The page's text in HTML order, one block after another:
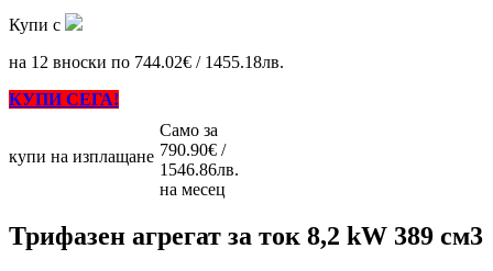
Купи с
на 12 вноски по 744.02€ / 1455.18лв.
КУПИ СЕГА!
купи на изплащане
Само за
790.90€ /
1546.86лв.
на месец
Трифазен агрегат за ток 8,2 kW 389 см3